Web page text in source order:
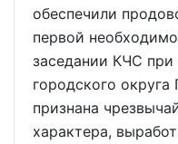
обеспечили
первой
заседании КЧС
городского
признана
характера,